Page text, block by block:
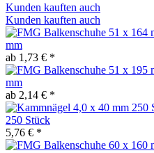
Kunden kauften auch
Kunden kauften auch
mm
ab 1,73 € *
mm
ab 2,14 € *
250 Stück
5,76 € *